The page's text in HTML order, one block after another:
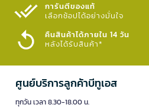
การันตีของแท้
เลือกช้อปได้อย่างมั่นใจ​
คืนสินค้าได้ภายใน 14 วัน
หลังได้รับสินค้า*
ศูนย์บริการลูกค้าบีทูเอส
ทุกวัน เวลา 8.30-18.00 น.